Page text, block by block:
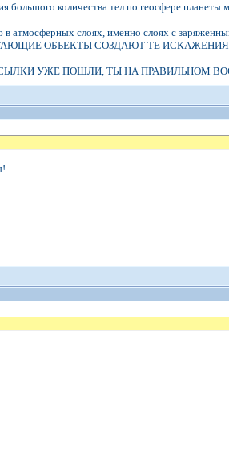
количества тел по геосфере планеты
в атмосферных слоях, именно слоях с
ОБЪЕКТЫ СОЗДАЮТ ТЕ
УЖЕ ПОШЛИ, ТЫ НА ПРАВИЛЬНОМ